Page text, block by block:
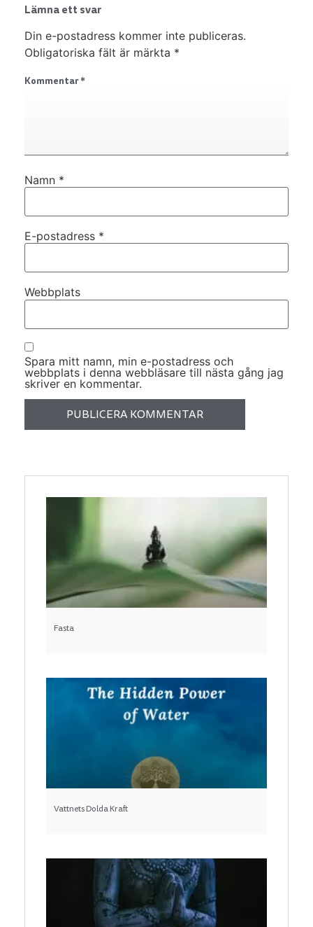
Lämna ett svar
Din e-postadress kommer inte publiceras.
Obligatoriska fält är märkta *
Kommentar*
Namn *
E-postadress *
Webbplats
Spara mitt namn, min e-postadress och
webbplats i denna webbläsare till nästa gång jag
skriver en kommentar.
Fasta
Vattnets Dolda Kraft